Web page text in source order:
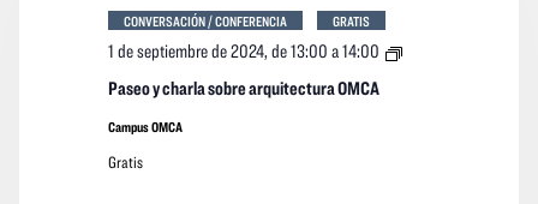
Paseo y charla sobre arquitectura OMCA
1 de septiembre de 2024, de 13:00 a14:00
Paseo
CONVERSACIÓN / CONFERENCIA GRATIS
Campus OMCA
Gratis